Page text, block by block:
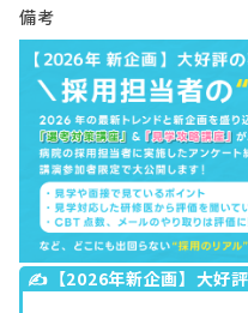
備考
✍【2026年新企画】大好